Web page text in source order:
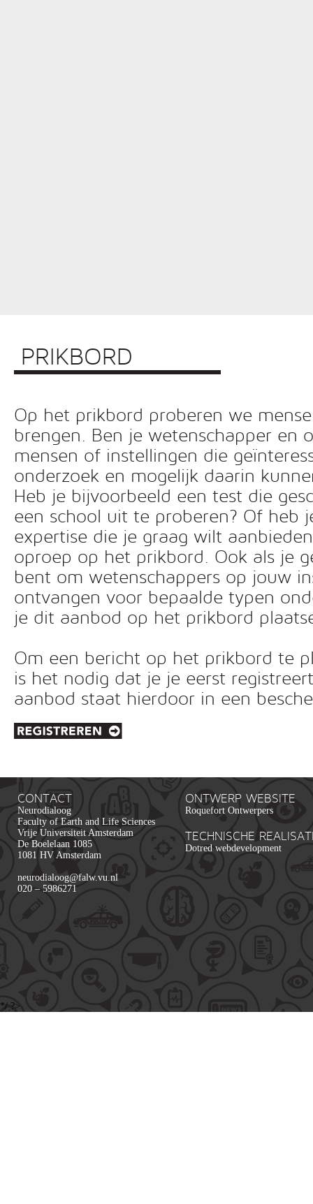
PRIKBORD
Op het prikbord proberen we
brengen. Ben je wetenschapper en
mensen of instellingen die
onderzoek en mogelijk daarin
Heb je bijvoorbeeld een test die
een school uit te proberen? Of heb
expertise die je graag wilt
oproep op het prikbord. Ook als je
bent om wetenschappers op jouw
ontvangen voor bepaalde typen
je dit aanbod op het prikbord
Om een bericht op het prikbord te
is het nodig dat je je eerst
aanbod staat hierdoor in een
CONTACT
Neurodialoog
Faculty of Earth and Life Sciences
Vrije Universiteit Amsterdam
De Boelelaan 1085
1081 HV Amsterdam
neurodialoog@falw.vu.nl
020 – 5986271
ONTWERP WEBSITE
Roquefort Ontwerpers
TECHNISCHE
Dotred webdevelopment
*/ ?>